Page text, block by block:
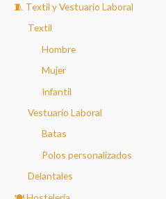
🧵 Textil y Vestuario Laboral
Textil
Hombre
Mujer
Infantil
Vestuario Laboral
Batas
Polos personalizados
Delantales